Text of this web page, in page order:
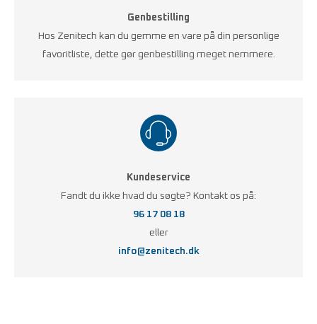
Genbestilling
Hos Zenitech kan du gemme en vare på din personlige
favoritliste, dette gør genbestilling meget nemmere.
Kundeservice
Fandt du ikke hvad du søgte? Kontakt os på:
96 17 08 18
eller
info@zenitech.dk